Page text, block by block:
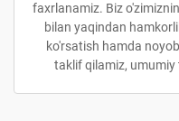
faxrlanamiz. Biz
bilan yaqindan
ko'rsatish hamda
taklif qilamiz,